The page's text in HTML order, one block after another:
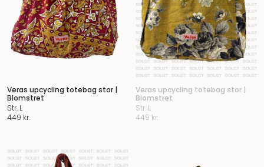
Veras upcycling totebag stor |
Blomstret
Str. L
449 kr.
Veras upcycling totebag stor |
Blomstret
Str. L
449 kr.